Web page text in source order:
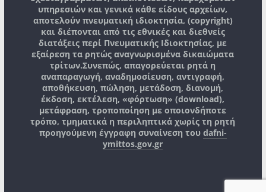
υπηρεσιών και γενικά κάθε είδους αρχείων,
αποτελούν πνευματική ιδιοκτησία, (copyright)
και διέπονται από τις εθνικές και διεθνείς
διατάξεις περί Πνευματικής Ιδιοκτησίας, με
εξαίρεση τα ρητώς αναγνωρισμένα δικαιώματα
τρίτων.Συνεπώς, απαγορεύεται ρητά η
αναπαραγωγή, αναδημοσίευση, αντιγραφή,
αποθήκευση, πώληση, μετάδοση, διανομή,
έκδοση, εκτέλεση, «φόρτωση» (download),
μετάφραση, τροποποίηση με οποιονδήποτε
τρόπο, τμηματικά η περιληπτικά χωρίς τη ρητή
προηγούμενη έγγραφη συναίνεση του dafni-
ymittos.gov.gr